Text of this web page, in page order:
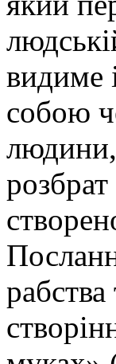
видиме
собою
людини,